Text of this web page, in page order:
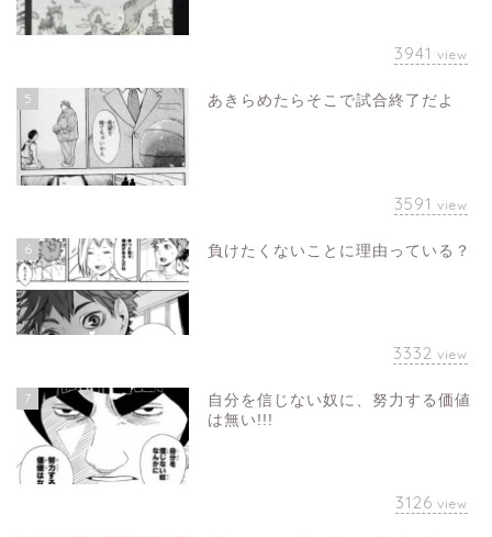
3941 view
5 あきらめたらそこで試合終了だよ
3591 view
6 負けたくないことに理由っている？
3332 view
7
自分を信じない奴に、努力する価値
は無い!!!
3126 view